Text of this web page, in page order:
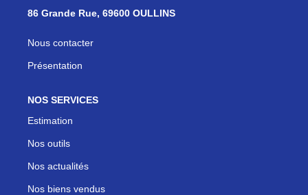
86 Grande Rue, 69600 OULLINS
Nous contacter
Présentation
NOS SERVICES
Estimation
Nos outils
Nos actualités
Nos biens vendus